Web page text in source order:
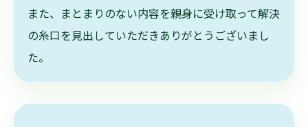
また、まとまりのない内容を親身に受け取って解決
の糸口を見出していただきありがとうございまし
た。